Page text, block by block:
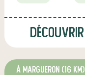
Découvrir
à Margueron (16 km)